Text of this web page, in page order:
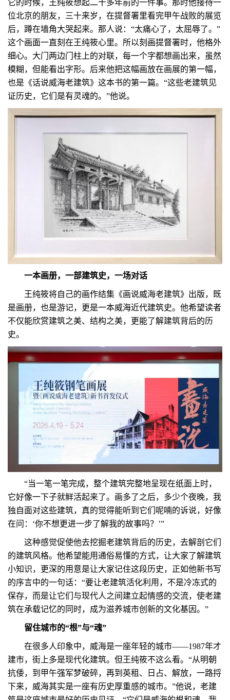
它的时候，王纯筱想起二十多年前的一件事。那时他接待一
位北京的朋友，三十来岁，在提督署里看完甲午战败的展览
后，蹲在墙角大哭起来。那人说：“太痛心了，太屈辱了。”
这个画面一直刻在王纯筱心里。所以刻画提督署时，他格外
细心。大门两边门柱上的对联，每一个字都想画出来，虽然
模糊，但能看出字形。后来他把这幅画放在画展的第一幅，
也是《话说威海老建筑》这本书的第一篇。“这些老建筑见
证历史，它们是有灵魂的。”他说。
一本画册，一部建筑史，一场对话
王纯筱将自己的画作结集《画说威海老建筑》出版，既
是画册，也是游记，更是一本威海近代建筑史。他希望读者
不仅能欣赏建筑之美、结构之美，更能了解建筑背后的历
史。
“当一笔一笔完成，整个建筑完整地呈现在纸面上时，
它好像一下子就鲜活起来了。画多了之后，多少个夜晚，我
独自面对这些建筑，真的觉得能听到它们呢喃的诉说，好像
在问：‘你不想更进一步了解我的故事吗？’”
这种感觉促使他去挖掘老建筑背后的历史，去解剖它们
的建筑风格。他希望能用通俗易懂的方式，让大家了解建筑
小知识，更深的用意是让大家记住这段历史，正如他新书写
的序言中的一句话：“要让老建筑活化利用，不是冷冻式的
保存，而是让它们与现代人之间建立起情感的交流，使老建
筑在承载记忆的同时，成为滋养城市创新的文化基因。”
留住城市的“根”与“魂”
在很多人印象中，威海是一座年轻的城市——1987年才
建市，街上多是现代化建筑。但王纯筱不这么看。“从明朝
抗倭，到甲午强军梦破碎，再到英租、日占、解放，一路捋
下来，威海其实是一座有历史厚重感的城市。”他说，老建